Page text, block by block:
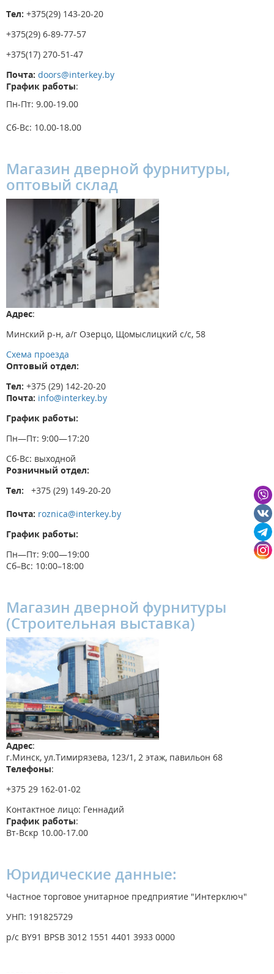
Тел: +375(29) 143-20-20
+375(29) 6-89-77-57
+375(17) 270-51-47
Почта: doors@interkey.by
График работы:
Пн-Пт: 9.00-19.00
Сб-Вс: 10.00-18.00
Магазин дверной фурнитуры,
оптовый склад
Адрес:
Минский р-н, а/г Озерцо, Щомыслицкий с/с, 58
Схема проезда
Оптовый отдел:
Тел: +375 (29) 142-20-20
Почта: info@interkey.by
График работы:
Пн—Пт: 9:00—17:20
Сб-Вс: выходной
Розничный отдел:
Тел: +375 (29) 149-20-20
Почта: roznica@interkey.by
График работы:
Пн—Пт: 9:00—19:00
Сб–Вс: 10:00–18:00
Магазин дверной фурнитуры
(Строительная выставка)
Адрес:
г.Минск, ул.Тимирязева, 123/1, 2 этаж, павильон 68
Телефоны:
+375 29 162-01-02
Контактное лицо: Геннадий
График работы:
Вт-Вскр 10.00-17.00
Юридические данные:
Частное торговое унитарное предприятие "Интерключ"
УНП: 191825729
р/с BY91 BPSB 3012 1551 4401 3933 0000